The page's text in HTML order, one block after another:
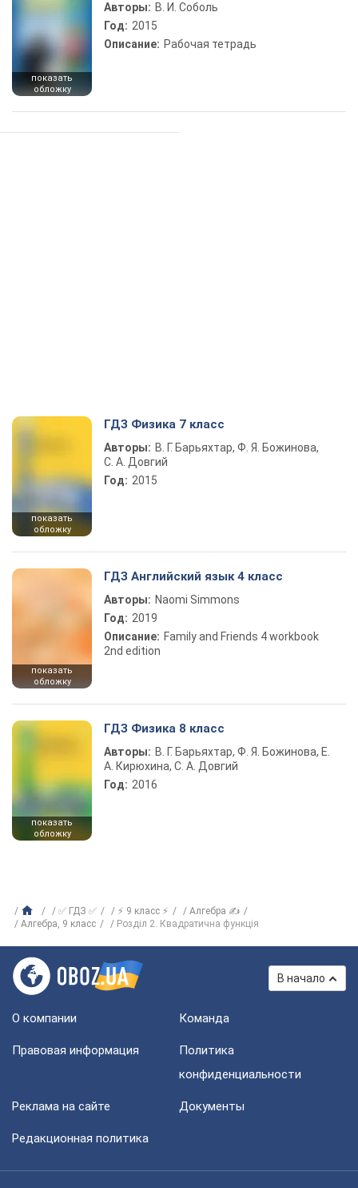
показать
обложку
Авторы: В. И. Соболь
Год: 2015
Описание: Рабочая тетрадь
показать
обложку
ГДЗ Физика 7 класс
Авторы: В. Г. Барьяхтар, Ф. Я. Божинова,
С. А. Довгий
Год: 2015
показать
обложку
ГДЗ Английский язык 4 класс
Авторы: Naomi Simmons
Год: 2019
Описание: Family and Friends 4 workbook
2nd edition
показать
обложку
ГДЗ Физика 8 класс
Авторы: В. Г. Барьяхтар, Ф. Я. Божинова, Е.
А. Кирюхина, С. А. Довгий
Год: 2016
✅ ГДЗ ✅ ⚡ 9 класс ⚡
Алгебра ✍
Алгебра, 9 класс
Розділ 2. Квадратична функція
В начало
О компании Команда
Правовая информация
Политика
конфиденциальности
Реклама на сайте Документы
Редакционная политика